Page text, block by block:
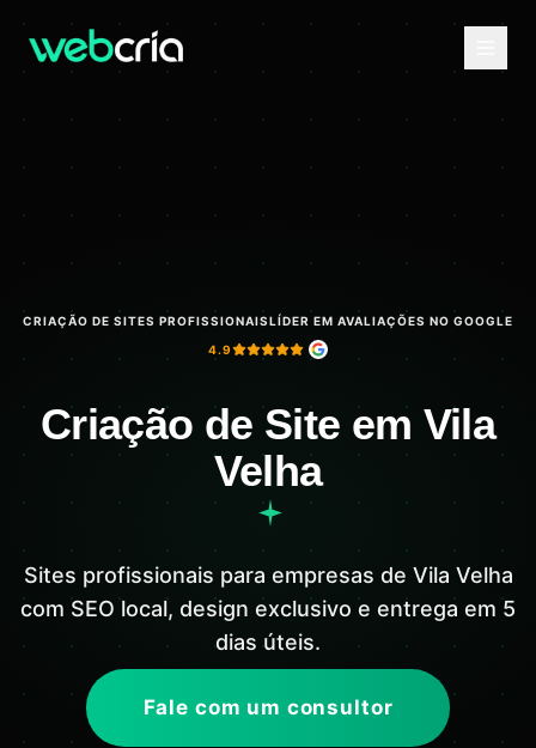
CRIAÇÃO DE SITES PROFISSIONAISLÍDER EM AVALIAÇÕES NO GOOGLE
4.9
Criação de Site em Vila
Velha
Sites profissionais para empresas de Vila Velha
com SEO local, design exclusivo e entrega em 5
dias úteis.
Fale com um consultor